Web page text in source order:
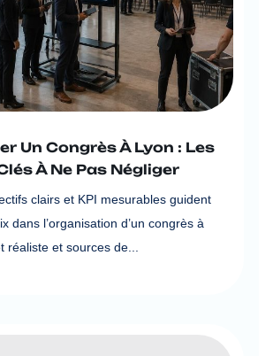
Un Congrès À Lyon : Les
À Ne Pas Négliger
clairs et KPI mesurables guident
dans l’organisation d’un congrès à
réaliste et sources de...